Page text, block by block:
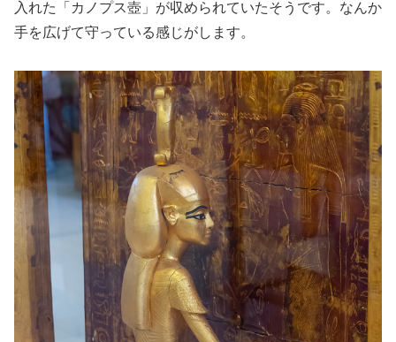
入れた「カノプス壺」が収められていたそうです。なんか
手を広げて守っている感じがします。